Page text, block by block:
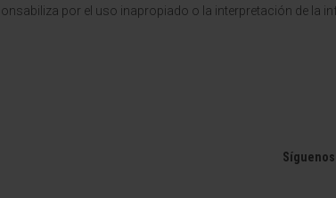
por el uso inapropiado o la interpretación de la
Síguenos